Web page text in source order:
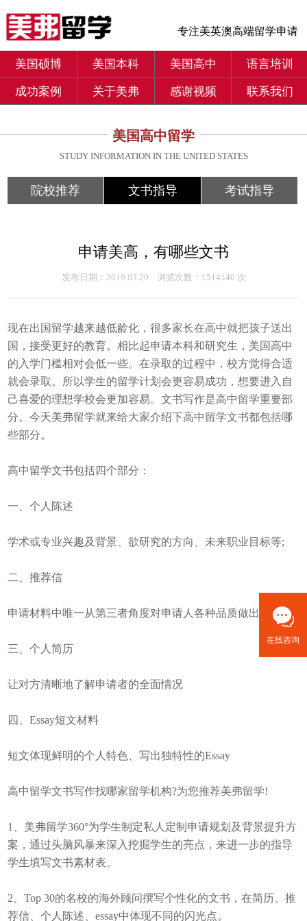
专注美英澳高端留学申请
美国硕博 美国本科 美国高中 语言培训
成功案例 关于美弗 感谢视频 联系我们
美国高中留学
STUDY INFORMATION IN THE UNITED STATES
院校推荐 文书指导 考试指导
申请美高，有哪些文书
发布日期：2019.03.20 浏览次数：1514140 次
现在出国留学越来越低龄化，很多家长在高中就把孩子送出
国，接受更好的教育。相比起申请本科和研究生，美国高中
的入学门槛相对会低一些。在录取的过程中，校方觉得合适
就会录取。所以学生的留学计划会更容易成功，想要进入自
己喜爱的理想学校会更加容易。文书写作是高中留学重要部
分。今天美弗留学就来给大家介绍下高中留学文书都包括哪
些部分。
高中留学文书包括四个部分：
一、个人陈述
学术或专业兴趣及背景、欲研究的方向、未来职业目标等;
二、推荐信
申请材料中唯一从第三者角度对申请人各种品质做出评价
三、个人简历
让对方清晰地了解申请者的全面情况
四、Essay短文材料
短文体现鲜明的个人特色、写出独特性的Essay
高中留学文书写作找哪家留学机构?为您推荐美弗留学!
1、美弗留学360°为学生制定私人定制申请规划及背景提升方
案，通过头脑风暴来深入挖掘学生的亮点，来进一步的指导
学生填写文书素材表。
2、Top 30的名校的海外顾问撰写个性化的文书，在简历、推
荐信、个人陈述、essay中体现不同的闪光点。
在线咨询